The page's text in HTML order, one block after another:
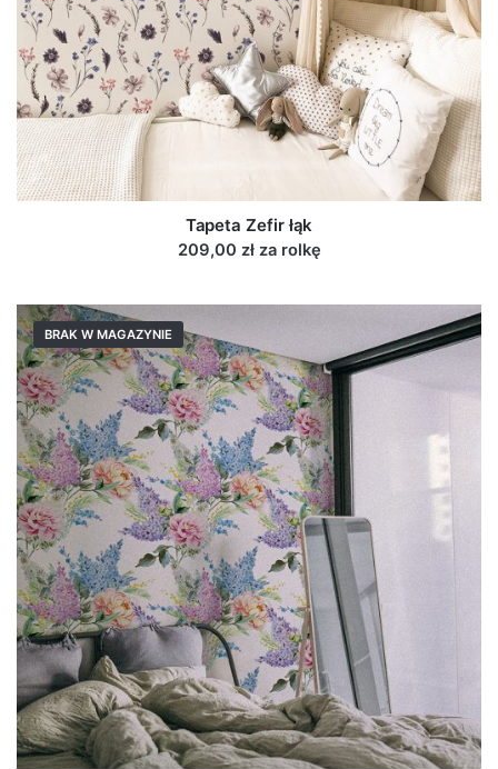
Tapeta Zefir łąk
209,00 zł za rolkę
BRAK W MAGAZYNIE